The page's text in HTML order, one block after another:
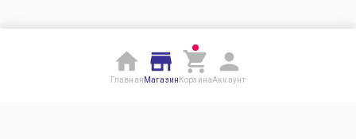
Главная Магазин КорзинаАккаунт